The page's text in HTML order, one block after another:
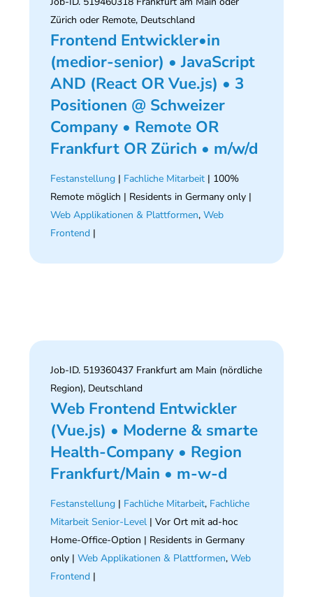
Zürich oder Remote, Deutschland
Frontend Entwickler•in
(medior-senior) • JavaScript
AND (React OR Vue.js) • 3
Positionen @ Schweizer
Company • Remote OR
Frankfurt OR Zürich • m/w/d
Festanstellung | Fachliche Mitarbeit | 100%
Remote möglich | Residents in Germany only |
Web Applikationen & Plattformen,Web
Frontend |
Job-ID. 519360437 Frankfurt am Main (nördliche
Region), Deutschland
Web Frontend Entwickler
(Vue.js) • Moderne & smarte
Health-Company • Region
Frankfurt/Main • m-w-d
Festanstellung | Fachliche Mitarbeit, Fachliche
Mitarbeit Senior-Level | Vor Ort mit ad-hoc
Home-Office-Option | Residents in Germany
only |Web Applikationen & Plattformen,Web
Frontend |